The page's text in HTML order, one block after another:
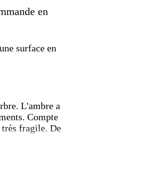
Pinterest
en
surface en
L'ambre a
Compte
très fragile. De